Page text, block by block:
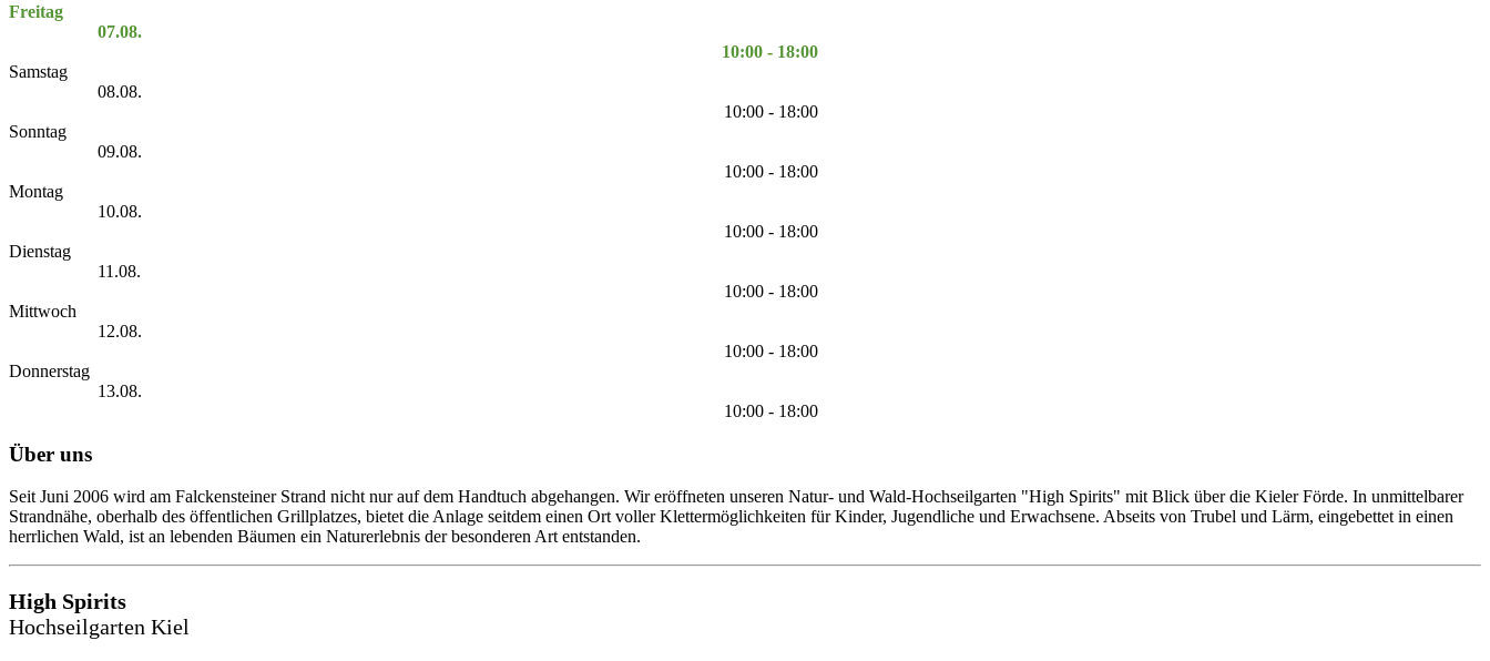
Freitag
07.08.
10:00 - 18:00
Samstag
08.08.
10:00 - 18:00
Sonntag
09.08.
10:00 - 18:00
Montag
10.08.
10:00 - 18:00
Dienstag
11.08.
10:00 - 18:00
Mittwoch
12.08.
10:00 - 18:00
Donnerstag
13.08.
10:00 - 18:00
Über uns
Seit Juni 2006 wird am Falckensteiner Strand nicht nur auf dem Handtuch abgehangen. Wir eröffneten unseren Natur- und Wald-Hochseilgarten "High Spirits" mit Blick über die Kieler Förde. In unmittelbarer
Strandnähe, oberhalb des öffentlichen Grillplatzes, bietet die Anlage seitdem einen Ort voller Klettermöglichkeiten für Kinder, Jugendliche und Erwachsene. Abseits von Trubel und Lärm, eingebettet in einen
herrlichen Wald, ist an lebenden Bäumen ein Naturerlebnis der besonderen Art entstanden.
High Spirits
Hochseilgarten Kiel